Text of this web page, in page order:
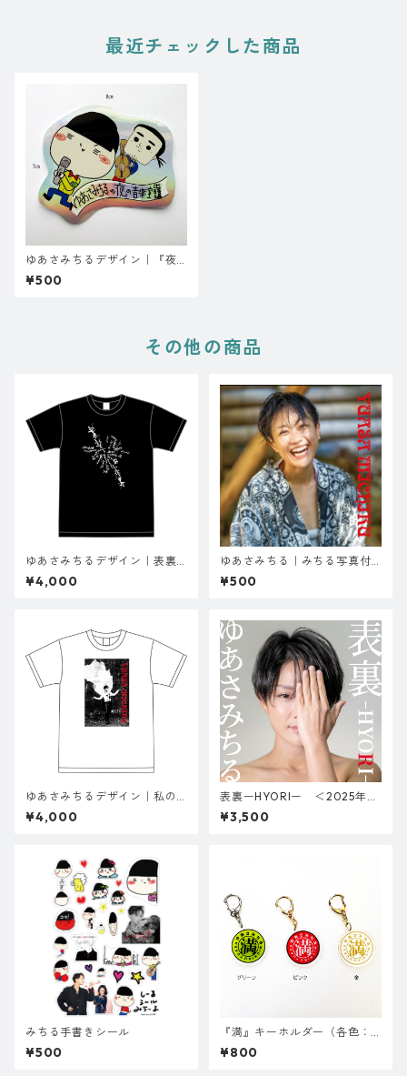
最近チェックした商品
ゆあさみちるデザイン｜『夜
の音楽室』キラキラステッカ
ー
¥500
その他の商品
ゆあさみちるデザイン｜表裏T
シャツ
¥4,000
ゆあさみちる｜みちる写真付
せん
¥500
ゆあさみちるデザイン｜私の
花-Lien- Tシャツ（白）
¥4,000
表裏ーHYORIー ＜2025年4
月16日リリース＞
¥3,500
みちる手書きシール
¥500
『満』キーホルダー（各色：
金／ピンク／グリーン）
¥800